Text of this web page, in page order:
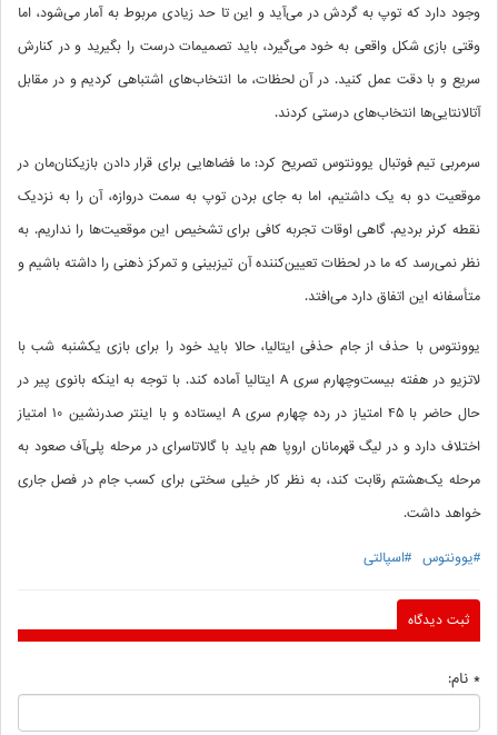
وجود دارد که توپ به گردش در می‌آید و این تا حد زیادی مربوط به آمار می‌شود، اما
وقتی بازی شکل واقعی به خود می‌گیرد، باید تصمیمات درست را بگیرید و در کنارش
سریع و با دقت عمل کنید. در آن لحظات، ما انتخاب‌های اشتباهی کردیم و در مقابل
آتالانتایی‌ها انتخاب‌های درستی کردند.
سرمربی تیم فوتبال یوونتوس تصریح کرد: ما فضاهایی برای قرار دادن بازیکنان‌مان در
موقعیت دو به یک داشتیم، اما به جای بردن توپ به سمت دروازه‌، آن را به نزدیک
نقطه کرنر بردیم. گاهی اوقات تجربه کافی برای تشخیص این موقعیت‌ها را نداریم. به
نظر نمی‌رسد که ما در لحظات تعیین‌کننده آن تیزبینی و تمرکز ذهنی را داشته باشیم و
متأسفانه این اتفاق دارد می‌افتد.
یوونتوس با حذف از جام حذفی ایتالیا، حالا باید خود را برای بازی یکشنبه شب با
لاتزیو در هفته بیست‌وچهارم سری A ایتالیا آماده کند. با توجه به اینکه بانوی پیر در
حال حاضر با 45 امتیاز در رده چهارم سری A ایستاده و با اینتر صدرنشین 10 امتیاز
اختلاف دارد و در لیگ قهرمانان اروپا هم باید با گالاتاسرای در مرحله پلی‌آف صعود به
مرحله یک‌هشتم رقابت‌ کند، به نظر کار خیلی سختی برای کسب جام در فصل جاری
خواهد داشت.
#یوونتوس #اسپالتی
ثبت دیدگاه
* نام: